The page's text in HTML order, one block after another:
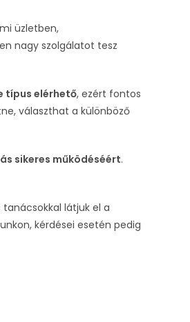
üzletben,
nagy szolgálatot tesz
típus elérhető, ezért fontos
választhat a különböző
sikeres működéséért.
látjuk el a
kérdései esetén pedig